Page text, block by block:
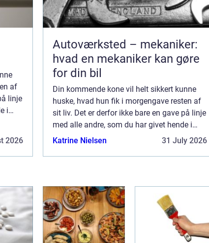
af
linje
i
2026
Autoværksted – mekaniker:
hvad en mekaniker kan gøre
for din bil
Din kommende kone vil helt sikkert kunne
huske, hvad hun fik i morgengave resten af
sit liv. Det er derfor ikke bare en gave på linje
med alle andre, som du har givet hende i
løbet af jeres parforhold. Det er faktisk en af
Katrine Nielsen 31 July 2026